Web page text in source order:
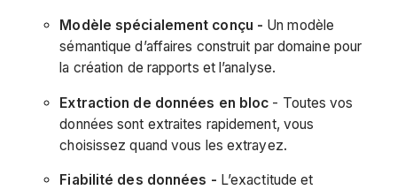
Modèle spécialement conçu - Un modèle
sémantique d’affaires construit par domaine pour
la création de rapports et l’analyse.
Extraction de données en bloc - Toutes vos
données sont extraites rapidement, vous
choisissez quand vous les extrayez.
Fiabilité des données - L’exactitude et